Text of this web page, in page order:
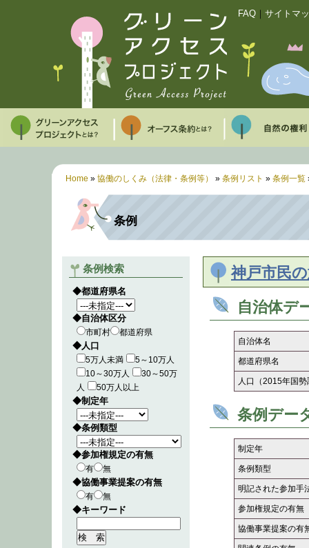
FAQ サイトマ
Home » 協働のしくみ（法律・条例等） » 条例リスト » 条例一覧
条例
条例検索
◆都道府県名
◆自治体区分
市町村 都道府県
◆人口
5万人未満
5～10万人
10～30万人
30～50万
人
50万人以上
◆制定年
◆条例類型
◆参加権規定の有無
有 無
◆協働事業提案の有無
有 無
◆キーワード
神戸市民
自治体デ
自治体名
都道府県名
人口（2015年国勢
条例デー
制定年
条例類型
明記された参加手
参加権規定の有無
協働事業提案の有